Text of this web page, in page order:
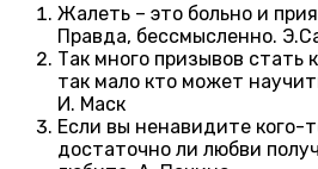
Жалеть – это больно и
Правда, бессмысленно.
Так много призывов стать
так мало кто может
И. Маск
Если вы ненавидите кого-
достаточно ли любви